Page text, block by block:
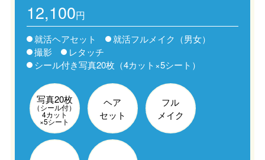
12,100円
就活ヘアセット
就活フルメイク（男女）
撮影
レタッチ
シール付き写真20枚（4カット×5シート）​
写真20枚
（シール付）
4カット
×5シート
ヘア
セット
フル
メイク